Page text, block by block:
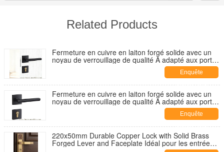
Related Products
Fermeture en cuivre en laiton forgé solide avec un
noyau de verrouillage de qualité A adapté aux portes
en bois et en métal et à plusieurs options deEnquête
maintenant
Fermeture en cuivre en laiton forgé solide avec un
noyau de verrouillage de qualité A adapté aux portes
en bois et en métal et à plusieurs options deEnquête
maintenant
220x50mm Durable Copper Lock with Solid Brass
Forged Lever and Faceplate Idéal pour les entrées